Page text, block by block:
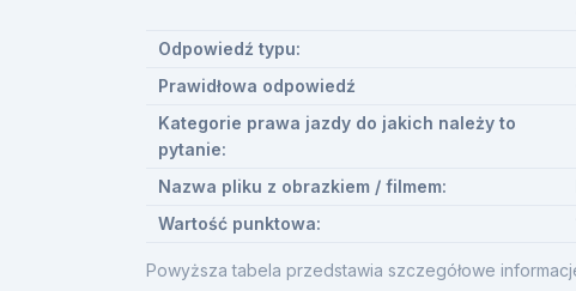
Powyższa tabela przedstawia szczegółowe
Odpowiedź typu:
Prawidłowa odpowiedź
Kategorie prawa jazdy do jakich należy to
pytanie:
Nazwa pliku z obrazkiem / filmem:
Wartość punktowa: